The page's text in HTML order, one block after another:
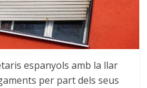
espanyols amb la llar
per part dels seus